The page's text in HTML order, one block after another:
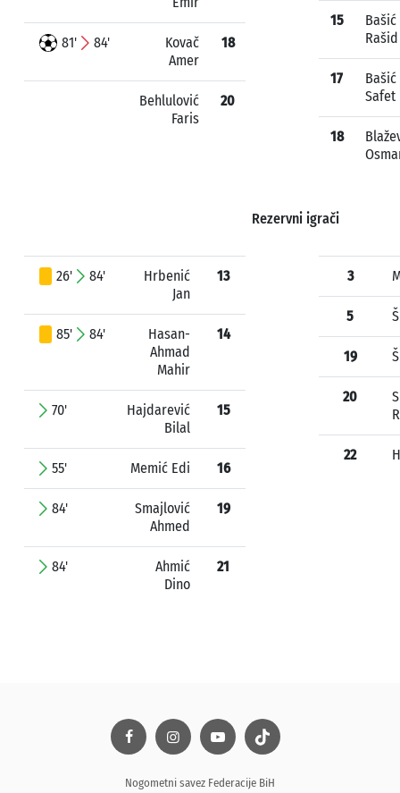
81' 84'
Kovač
Amer
18
Behlulović
Faris
20
15
Bašić
Rašid
17
Bašić
Safet
18
Rezervni igrači
26' 84'
Hrbenić
Jan
13
85' 84'
Hasan-
Ahmad
Mahir
14
70'
Hajdarević
Bilal
15
55' Memić Edi 16
84'
Smajlović
Ahmed
19
84'
Ahmić
Dino
21
3
5
19
20
22
Nogometni savez Federacije BiH